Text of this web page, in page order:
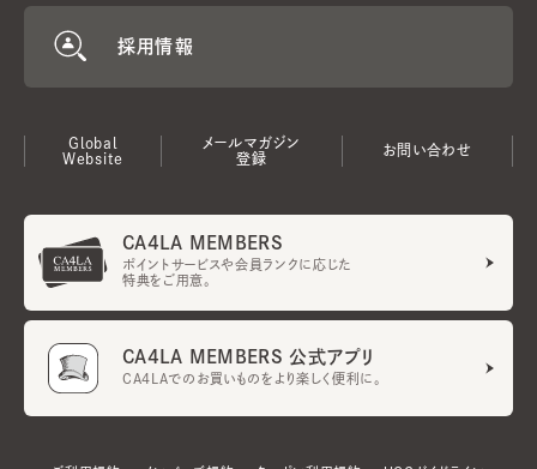
採用情報
Global
Website
メールマガジン
登録
お問い合わせ
CA4LA MEMBERS
ポイントサービスや会員ランクに応じた
特典をご用意。
CA4LA MEMBERS 公式アプリ
CA4LAでのお買いものをより楽しく便利に。